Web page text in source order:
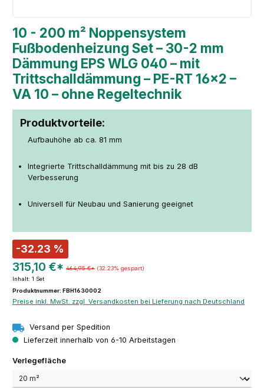
10 - 200 m² Noppensystem
Fußbodenheizung Set – 30-2 mm
Dämmung EPS WLG 040 – mit
Trittschalldämmung – PE-RT 16×2 –
VA 10 – ohne Regeltechnik
Produktvorteile:
Aufbauhöhe ab ca. 81 mm
Integrierte Trittschalldämmung mit bis zu 28 dB
Verbesserung
Universell für Neubau und Sanierung geeignet
-32.23 %
315,10 €* 464,95 €* (32.23% gespart)
Inhalt: 1 Set
Produktnummer: FBH1630002
Preise inkl. MwSt. zzgl. Versandkosten bei Lieferung nach Deutschland
Versand per Spedition
Lieferzeit innerhalb von 6-10 Arbeitstagen
Verlegeflächeauswählen